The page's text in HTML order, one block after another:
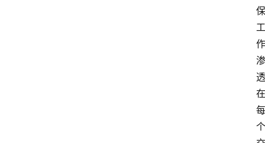
保
工
作
渗
透
在
每
个